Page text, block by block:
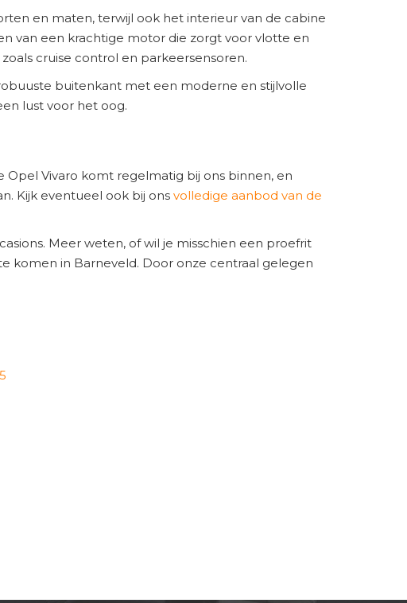
en maten, terwijl ook het interieur van de cabine
van een krachtige motor die zorgt voor vlotte en
cruise control en parkeersensoren.
buitenkant met een moderne en stijlvolle
lust voor het oog.
Opel Vivaro komt regelmatig bij ons binnen, en
Kijk eventueel ook bij ons volledige aanbod van de
Meer weten, of wil je misschien een proefrit
komen in Barneveld. Door onze centraal gelegen